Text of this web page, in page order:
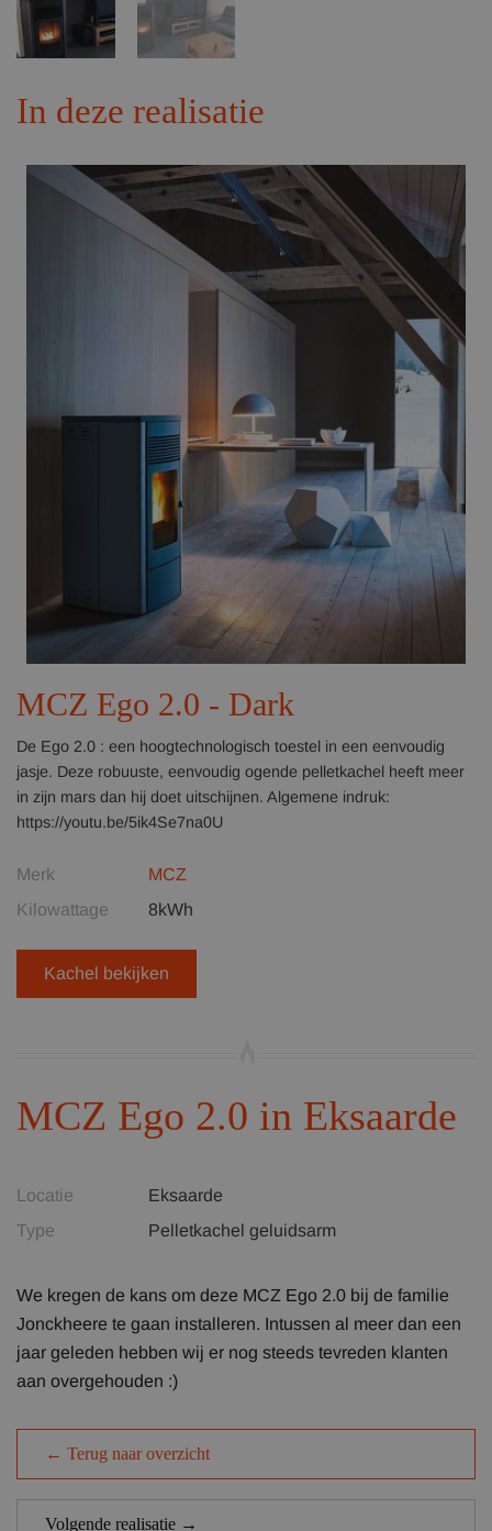
In deze realisatie
MCZ Ego 2.0 - Dark
De Ego 2.0 : een hoogtechnologisch toestel in een eenvoudig
jasje. Deze robuuste, eenvoudig ogende pelletkachel heeft meer
in zijn mars dan hij doet uitschijnen. Algemene indruk:
https://youtu.be/5ik4Se7na0U
Merk
MCZ
Kilowattage
8kWh
Kachel bekijken
MCZ Ego 2.0 in Eksaarde
Locatie
Eksaarde
Type
Pelletkachel geluidsarm
We kregen de kans om deze MCZ Ego 2.0 bij de familie
Jonckheere te gaan installeren. Intussen al meer dan een
jaar geleden hebben wij er nog steeds tevreden klanten
aan overgehouden :)
← Terug naar overzicht
Volgende realisatie →